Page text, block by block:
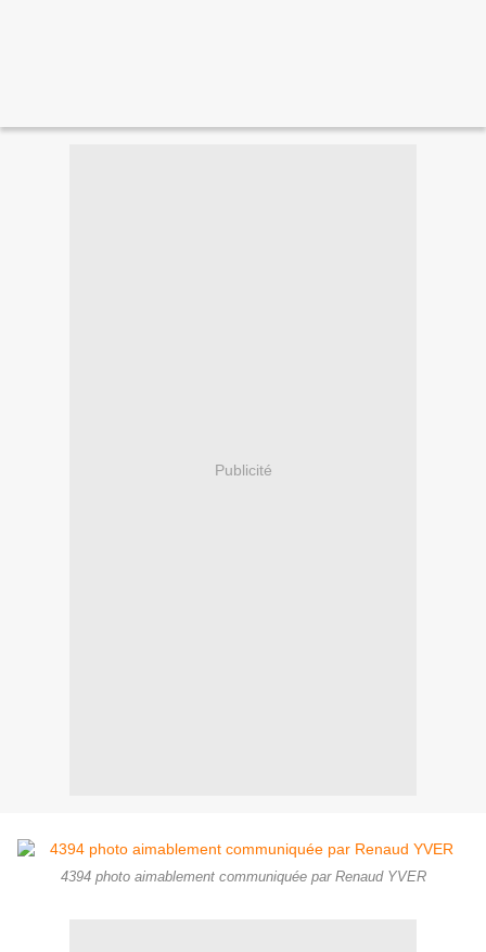
Publicité
4394 photo aimablement communiquée par Renaud YVER